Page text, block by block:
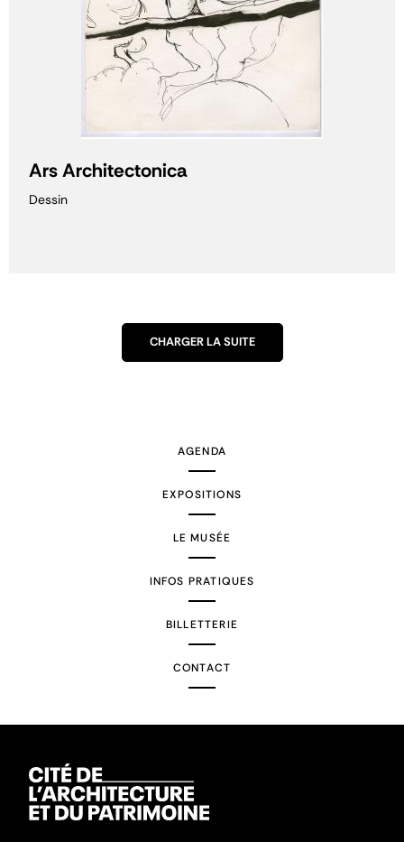
Ars Architectonica
Dessin
CHARGER LA SUITE
AGENDA
EXPOSITIONS
LE MUSÉE
INFOS PRATIQUES
BILLETTERIE
CONTACT